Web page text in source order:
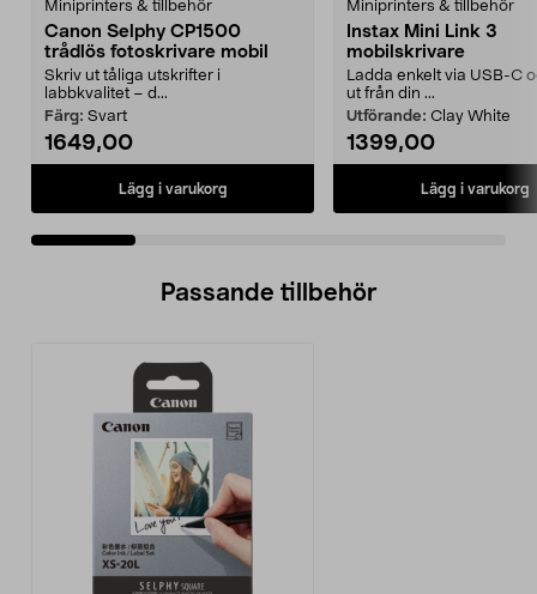
Miniprinters & tillbehör
Canon Selphy CP1500
trådlös fotoskrivare mobil
Skriv ut tåliga utskrifter i
labbkvalitet – d...
Färg: Svart
1649,00
Lägg i varukorg
Miniprinters & tillbehör
Instax Mini Link 3
mobilskrivare
Ladda enkelt via USB-C
ut från din ...
Utförande: Clay White
1399,00
Lägg i varukorg
Passande tillbehör